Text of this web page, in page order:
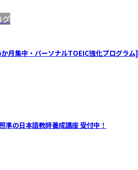
月集中・パーソナルTOEIC強化プログラム]
準の日本語教師養成講座 受付中！